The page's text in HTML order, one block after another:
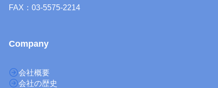
FAX：03-5575-2214
Company
会社概要
会社の歴史